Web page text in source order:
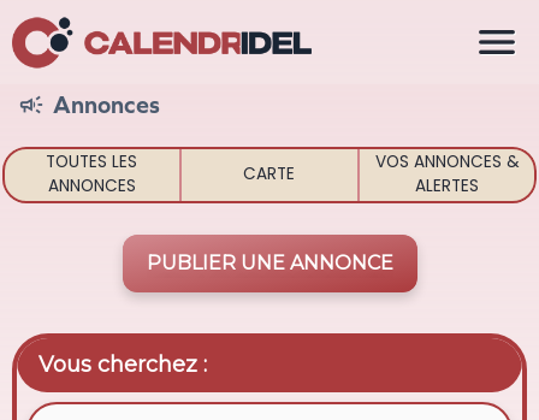
 Annonces
TOUTES LES
ANNONCES
CARTE
VOS ANNONCES &
ALERTES
PUBLIER UNE ANNONCE
Vous cherchez :
